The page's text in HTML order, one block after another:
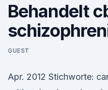
Behandelt
GUEST
Apr. 2012 Stichworte: